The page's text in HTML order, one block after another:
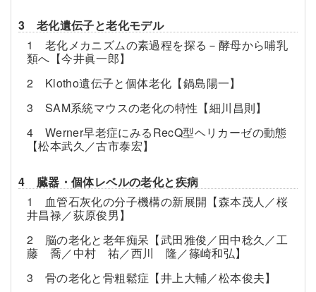
3 老化遺伝子と老化モデル
1 老化メカニズムの素過程を探る－酵母から哺乳
類へ【今井眞一郎】
2 Klotho遺伝子と個体老化【鍋島陽一】
3 SAM系統マウスの老化の特性【細川昌則】
4 Werner早老症にみるRecQ型ヘリカーゼの動態
【松本武久／古市泰宏】
4 臓器・個体レベルの老化と疾病
1 血管石灰化の分子機構の新展開【森本茂人／桜
井昌禄／荻原俊男】
2 脳の老化と老年痴呆【武田雅俊／田中稔久／工
藤 喬／中村 祐／西川 隆／篠崎和弘】
3 骨の老化と骨粗鬆症【井上大輔／松本俊夫】